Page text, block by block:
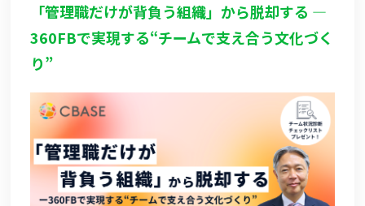
HRコラム
お知らせ
会社情報
よくある質問
「管理職だけが背負う組織」から脱却する ―
360FBで実現する“チームで支え合う文化づく
り”